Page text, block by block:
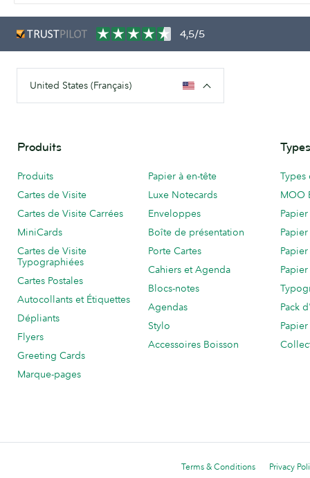
4,5/5
United States (Français)
Produits
Produits
Cartes de Visite
Cartes de Visite Carrées
MiniCards
Cartes de Visite
Typographiées
Cartes Postales
Autocollants et Étiquettes
Dépliants
Flyers
Greeting Cards
Marque-pages
Papier à en-tête
Luxe Notecards
Enveloppes
Boîte de présentation
Porte Cartes
Cahiers et Agenda
Blocs-notes
Agendas
Stylo
Accessoires Boisson
MOO
Pack
Terms & Conditions Privacy